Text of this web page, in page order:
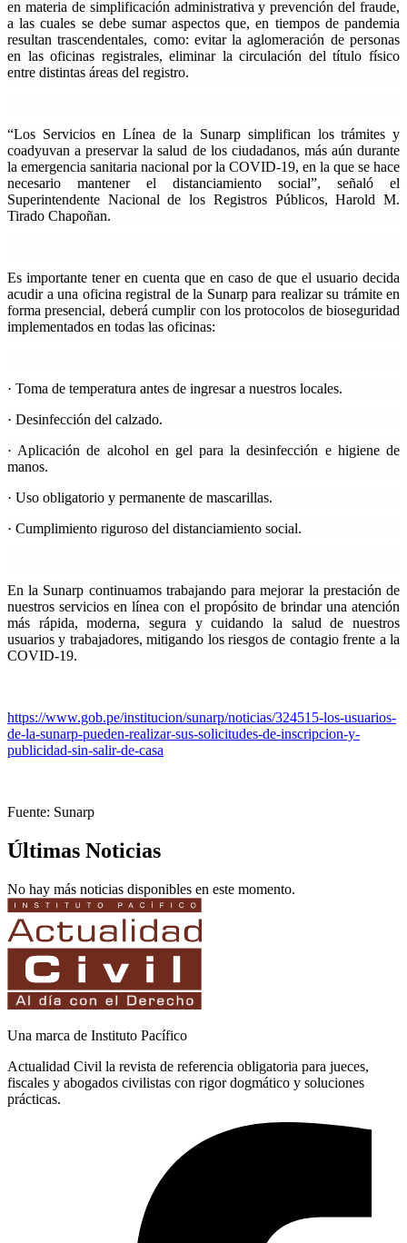
en materia de simplificación administrativa y prevención del fraude,
a las cuales se debe sumar aspectos que, en tiempos de pandemia
resultan trascendentales, como: evitar la aglomeración de personas
en las oficinas registrales, eliminar la circulación del título físico
entre distintas áreas del registro.
“Los Servicios en Línea de la Sunarp simplifican los trámites y
coadyuvan a preservar la salud de los ciudadanos, más aún durante
la emergencia sanitaria nacional por la COVID-19, en la que se hace
necesario mantener el distanciamiento social”, señaló el
Superintendente Nacional de los Registros Públicos, Harold M.
Tirado Chapoñan.
Es importante tener en cuenta que en caso de que el usuario decida
acudir a una oficina registral de la Sunarp para realizar su trámite en
forma presencial, deberá cumplir con los protocolos de bioseguridad
implementados en todas las oficinas:
· Toma de temperatura antes de ingresar a nuestros locales.
· Desinfección del calzado.
· Aplicación de alcohol en gel para la desinfección e higiene de
manos.
· Uso obligatorio y permanente de mascarillas.
· Cumplimiento riguroso del distanciamiento social.
En la Sunarp continuamos trabajando para mejorar la prestación de
nuestros servicios en línea con el propósito de brindar una atención
más rápida, moderna, segura y cuidando la salud de nuestros
usuarios y trabajadores, mitigando los riesgos de contagio frente a la
COVID-19.
https://www.gob.pe/institucion/sunarp/noticias/324515-los-usuarios-
de-la-sunarp-pueden-realizar-sus-solicitudes-de-inscripcion-y-
publicidad-sin-salir-de-casa
Fuente: Sunarp
Últimas Noticias
No hay más noticias disponibles en este momento.
Una marca de Instituto Pacífico
Actualidad Civil la revista de referencia obligatoria para jueces,
fiscales y abogados civilistas con rigor dogmático y soluciones
prácticas.